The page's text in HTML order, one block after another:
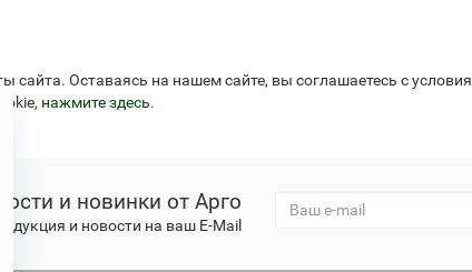
сайта. Оставаясь на нашем сайте, вы соглашаетесь с
нажмите здесь.
и новинки от Арго
и новости на ваш E-Mail